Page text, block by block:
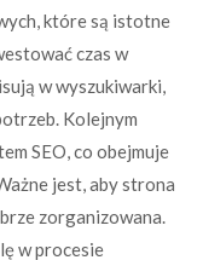
które są istotne
czas w
w wyszukiwarki,
Kolejnym
SEO, co obejmuje
jest, aby strona
zorganizowana.
w procesie